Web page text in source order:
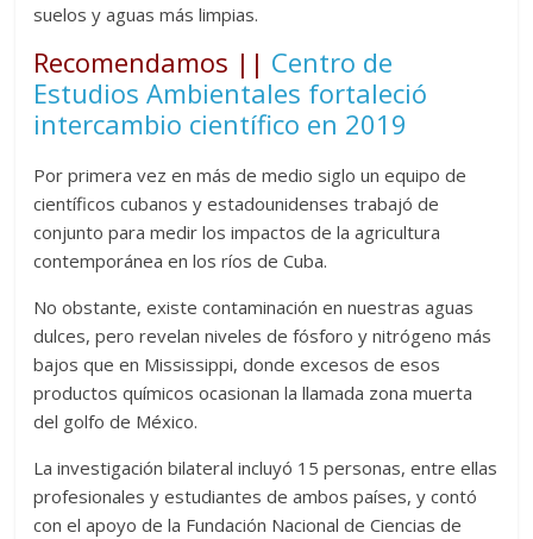
suelos y aguas más limpias.
Recomendamos || Centro de
Estudios Ambientales fortaleció
intercambio científico en 2019
Por primera vez en más de medio siglo un equipo de
científicos cubanos y estadounidenses trabajó de
conjunto para medir los impactos de la agricultura
contemporánea en los ríos de Cuba.
No obstante, existe contaminación en nuestras aguas
dulces, pero revelan niveles de fósforo y nitrógeno más
bajos que en Mississippi, donde excesos de esos
productos químicos ocasionan la llamada zona muerta
del golfo de México.
La investigación bilateral incluyó 15 personas, entre ellas
profesionales y estudiantes de ambos países, y contó
con el apoyo de la Fundación Nacional de Ciencias de